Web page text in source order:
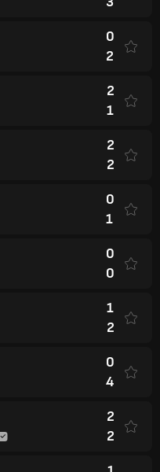
0
2
2
1
2
2
0
1
0
0
1
2
0
4
2
2